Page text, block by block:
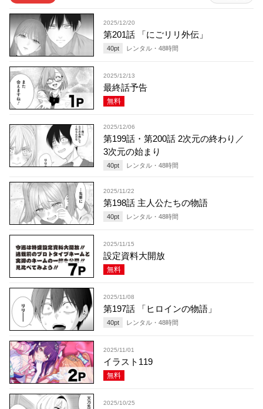
2025/12/20
第201話 「にごリリ外伝」
40pt レンタル・ 48時間
2025/12/13
最終話予告
無料
2025/12/06
第199話・第200話 2次元の終わり／
3次元の始まり
40pt レンタル・ 48時間
2025/11/22
第198話 主人公たちの物語
40pt レンタル・ 48時間
2025/11/15
設定資料大開放
無料
2025/11/08
第197話 「ヒロインの物語」
40pt レンタル・ 48時間
2025/11/01
イラスト119
無料
2025/10/25